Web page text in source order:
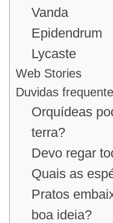
Vanda
Epidendrum
Lycaste
Web Stories
Duvidas
Orquídeas
terra?
Devo regar
Quais as
Pratos
boa ideia?